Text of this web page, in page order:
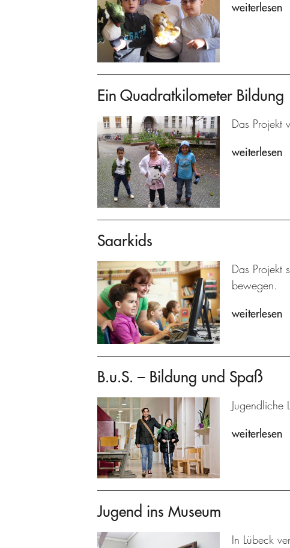
weiterlesen
Ein Quadratkilometer Bildung
Das Projekt
weiterlesen
Saarkids
Das Projekt
bewegen.
weiterlesen
B.u.S. – Bildung und Spaß
Jugendliche
weiterlesen
Jugend ins Museum
In Lübeck